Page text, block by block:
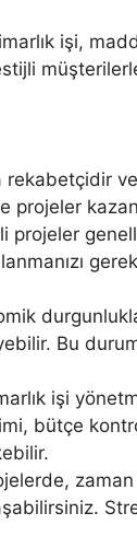
işi,
projeler
projeler
Bu
işi
bütçe